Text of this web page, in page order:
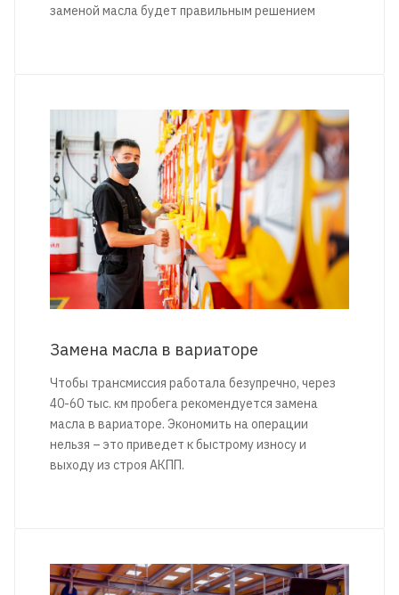
заменой масла будет правильным решением
Замена масла в вариаторе
Чтобы трансмиссия работала безупречно, через
40-60 тыс. км пробега рекомендуется замена
масла в вариаторе. Экономить на операции
нельзя – это приведет к быстрому износу и
выходу из строя АКПП.